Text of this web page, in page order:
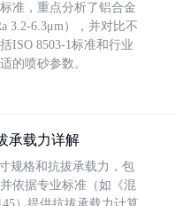
准，重点分析了铝合金
3.2-6.3μm），并对比不
ISO 8503-1标准和行业
的喷砂参数。
承载力详解
规格和抗拔承载力，包
依据专业标准（如《混